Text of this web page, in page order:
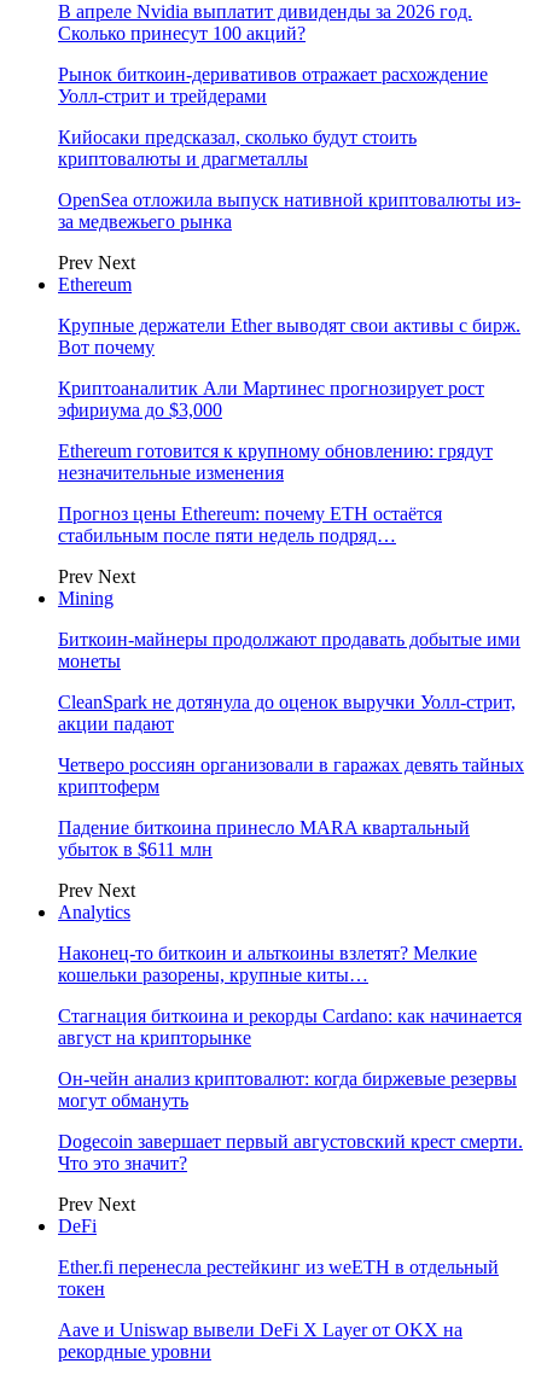
В апреле Nvidia выплатит дивиденды за 2026 год.
Сколько принесут 100 акций?
Рынок биткоин-деривативов отражает расхождение
Уолл-стрит и трейдерами
Кийосаки предсказал, сколько будут стоить
криптовалюты и драгметаллы
OpenSea отложила выпуск нативной криптовалюты из-
за медвежьего рынка
Prev Next
Ethereum
Крупные держатели Ether выводят свои активы с бирж.
Вот почему
Криптоаналитик Али Мартинес прогнозирует рост
эфириума до $3,000
Ethereum готовится к крупному обновлению: грядут
незначительные изменения
Прогноз цены Ethereum: почему ETH остаётся
стабильным после пяти недель подряд…
Prev Next
Mining
Биткоин-майнеры продолжают продавать добытые ими
монеты
CleanSpark не дотянула до оценок выручки Уолл-стрит,
акции падают
Четверо россиян организовали в гаражах девять тайных
криптоферм
Падение биткоина принесло MARA квартальный
убыток в $611 млн
Prev Next
Analytics
Наконец-то биткоин и альткоины взлетят? Мелкие
кошельки разорены, крупные киты…
Стагнация биткоина и рекорды Cardano: как начинается
август на крипторынке
Он-чейн анализ криптовалют: когда биржевые резервы
могут обмануть
Dogecoin завершает первый августовский крест смерти.
Что это значит?
Prev Next
DeFi
Ether.fi перенесла рестейкинг из weETH в отдельный
токен
Aave и Uniswap вывели DeFi X Layer от OKX на
рекордные уровни